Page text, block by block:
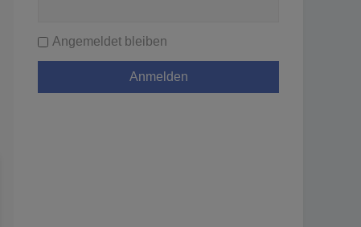
Angemeldet bleiben